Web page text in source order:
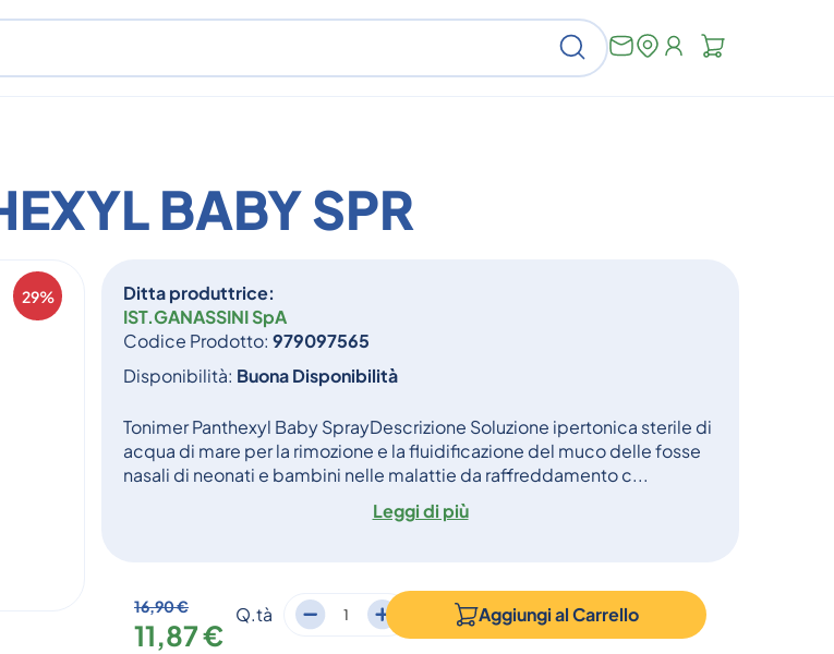
Cerca
BABY SPR
29%
Ditta produttrice:
IST.GANASSINI SpA
Codice Prodotto: 979097565
Disponibilità: Buona Disponibilità
Tonimer Panthexyl Baby SprayDescrizione Soluzione ipertonica sterile di
acqua di mare per la rimozione e la fluidificazione del muco delle fosse
nasali di neonati e bambini nelle malattie da raffreddamento c...
Leggi di più
16,90 €
11,87 €
Q.tà Aggiungi alCarrello